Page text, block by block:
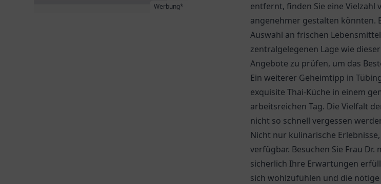
Werbung*
entfernt, finden Sie eine
angenehmer gestalten könnten.
Auswahl an frischen
zentralgelegenen Lage wie
Angebote zu prüfen, um das
Ein weiterer Geheimtipp in
exquisite Thai-Küche in einem
arbeitsreichen Tag. Die Vielfalt
nicht so schnell vergessen
Nicht nur kulinarische
verfügbar. Besuchen Sie Frau Dr.
sicherlich Ihre Erwartungen
sich wohlzufühlen und die